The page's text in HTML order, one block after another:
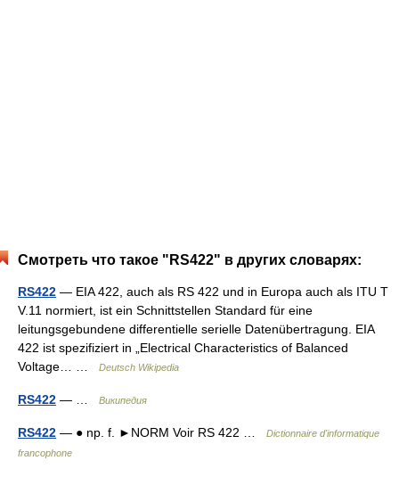
Смотреть что такое "RS422" в других словарях:
RS422 — EIA 422, auch als RS 422 und in Europa auch als ITU T
V.11 normiert, ist ein Schnittstellen Standard für eine
leitungsgebundene differentielle serielle Datenübertragung. EIA
422 ist spezifiziert in „Electrical Characteristics of Balanced
Voltage… …
Deutsch Wikipedia
RS422 — … Википедия
RS422 — ● np. f. ►NORM Voir RS 422 …
Dictionnaire d'informatique
francophone